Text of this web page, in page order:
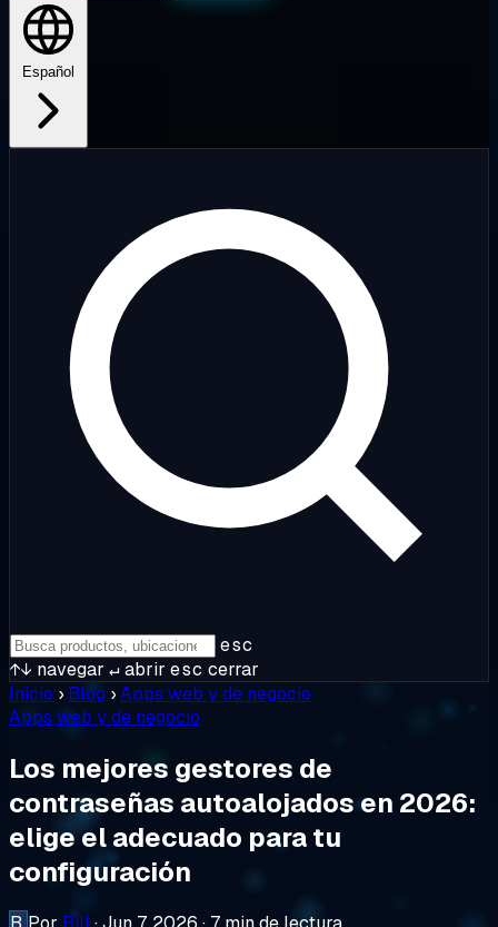
Español
esc
↑↓ navegar ↵abrir esc cerrar
Inicio › Blog ›Apps web y de negocio
Apps web y de negocio
Los mejores gestores de
contraseñas autoalojados en 2026:
elige el adecuado para tu
configuración